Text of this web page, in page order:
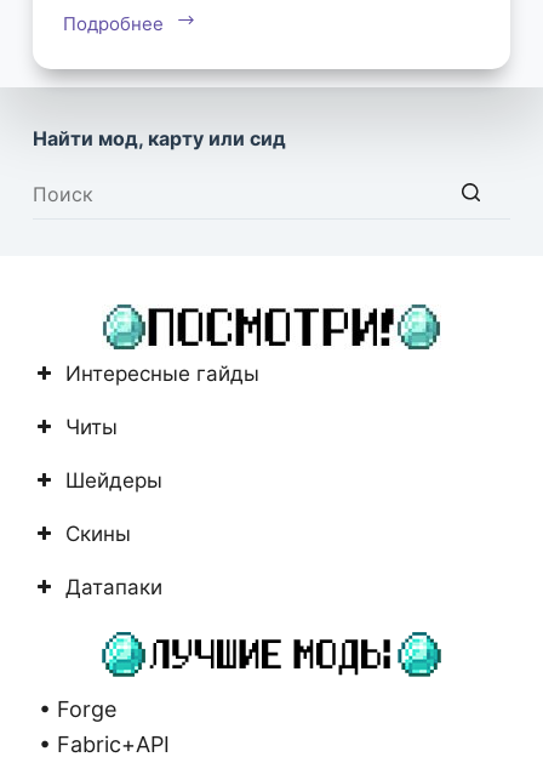
Подробнее
Найти мод, карту или сид
Интересные гайды
Читы
Шейдеры
Скины
Датапаки
• Forge
• Fabric+API